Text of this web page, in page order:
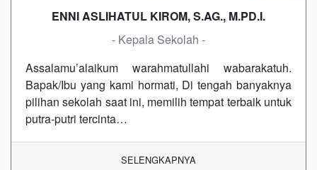
ENNI ASLIHATUL KIROM, S.AG., M.PD.I.
- Kepala Sekolah -
Assalamu’alaikum warahmatullahi wabarakatuh.
Bapak/Ibu yang kami hormati, Di tengah banyaknya
pilihan sekolah saat ini, memilih tempat terbaik untuk
putra-putri tercinta…
SELENGKAPNYA